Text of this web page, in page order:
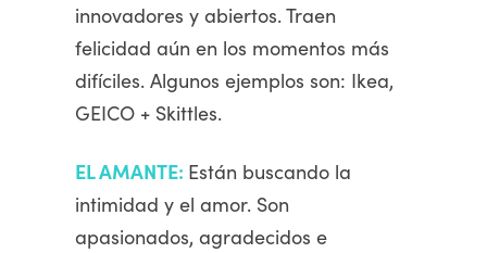
innovadores y abiertos. Traen
felicidad aún en los momentos más
difíciles. Algunos ejemplos son: Ikea,
GEICO + Skittles.
EL AMANTE: Están buscando la
intimidad y el amor. Son
apasionados, agradecidos e